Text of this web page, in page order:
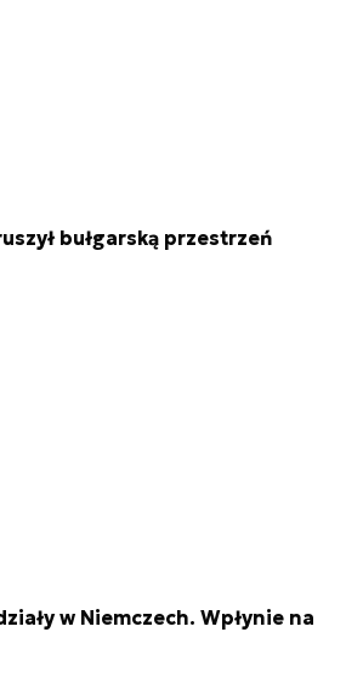
bułgarską przestrzeń
w Niemczech. Wpłynie na